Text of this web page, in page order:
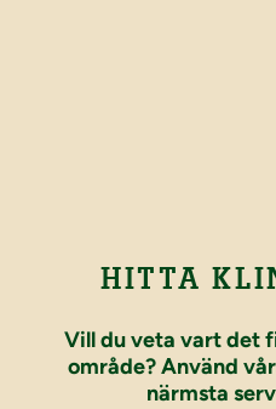
HITTA
Vill du veta vart det
område? Använd
närmsta